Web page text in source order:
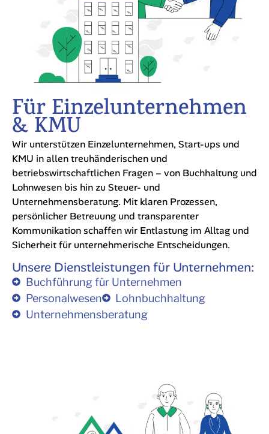
Für Einzelunternehmen
& KMU
Wir unterstützen Einzelunternehmen, Start-ups und
KMU in allen treuhänderischen und
betriebswirtschaftlichen Fragen – von Buchhaltung und
Lohnwesen bis hin zu Steuer- und
Unternehmensberatung. Mit klaren Prozessen,
persönlicher Betreuung und transparenter
Kommunikation schaffen wir Entlastung im Alltag und
Sicherheit für unternehmerische Entscheidungen.
Unsere Dienstleistungen für Unternehmen:
Buchführung für Unternehmen
Personalwesen
Lohnbuchhaltung
Unternehmensberatung